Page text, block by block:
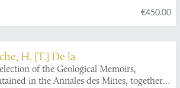
€450.00
H. [T.] De la
of the Geological Memoirs,
in the Annales des Mines, together